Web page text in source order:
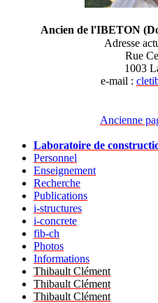
Ancien de l'IBETON
Adresse
Rue
1003
e-mail :
Ancienne
Laboratoire de
Personnel
Enseignement
Recherche
Publications
i-structures
i-concrete
fib-ch
Photos
Informations
Thibault Clément
Thibault Clément
Thibault Clément